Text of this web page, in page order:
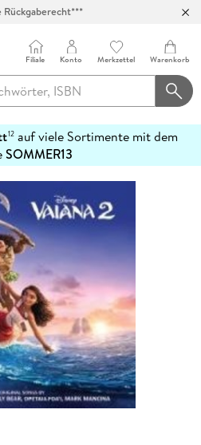
Rückgaberecht***
Filiale Konto Merkzettel Warenkorb
12auf viele Sortimente mit dem
SOMMER13